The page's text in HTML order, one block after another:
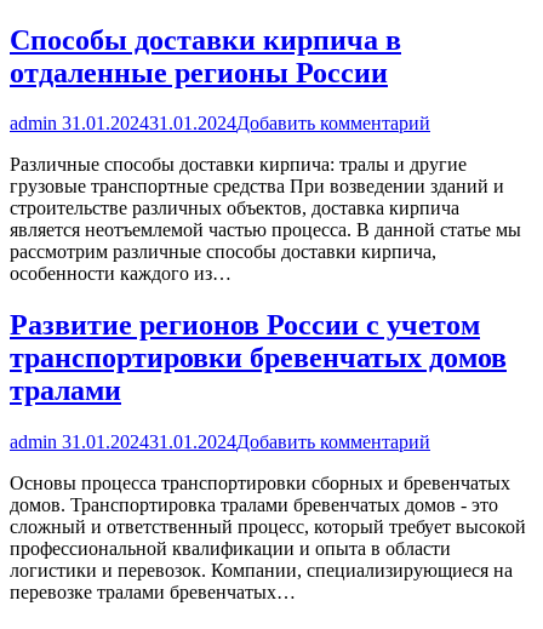
Способы доставки кирпича в
отдаленные регионы России
admin 31.01.202431.01.2024Добавить комментарий
Различные способы доставки кирпича: тралы и другие
грузовые транспортные средства При возведении зданий и
строительстве различных объектов, доставка кирпича
является неотъемлемой частью процесса. В данной статье мы
рассмотрим различные способы доставки кирпича,
особенности каждого из…
Развитие регионов России с учетом
транспортировки бревенчатых домов
тралами
admin 31.01.202431.01.2024Добавить комментарий
Основы процесса транспортировки сборных и бревенчатых
домов. Транспортировка тралами бревенчатых домов - это
сложный и ответственный процесс, который требует высокой
профессиональной квалификации и опыта в области
логистики и перевозок. Компании, специализирующиеся на
перевозке тралами бревенчатых…